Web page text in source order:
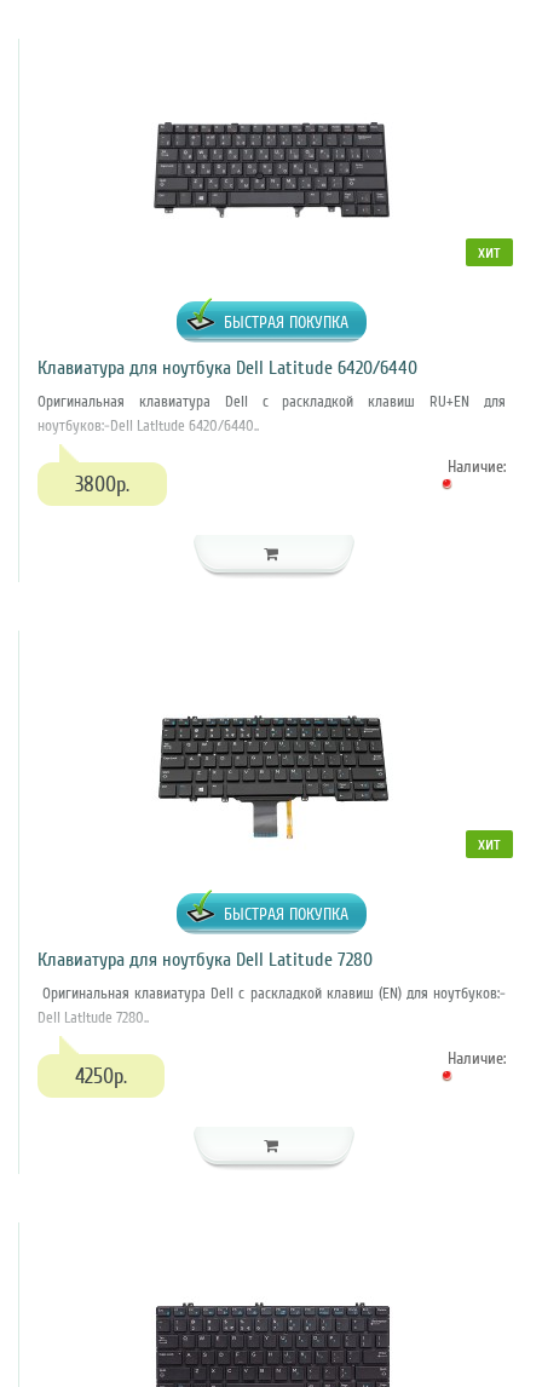
хит
БЫСТРАЯ ПОКУПКА
Клавиатура для ноутбука Dell Latitude 6420/6440
Оригинальная клавиатура Dell с раскладкой клавиш RU+EN для
ноутбуков:-Dell Latitude 6420/6440..
3800р.
Наличие:
хит
БЫСТРАЯ ПОКУПКА
Клавиатура для ноутбука Dell Latitude 7280
Оригинальная клавиатура Dell с раскладкой клавиш (EN) для ноутбуков:-
Dell Latitude 7280..
4250р.
Наличие: